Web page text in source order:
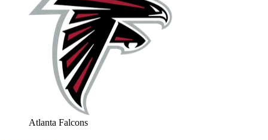
Atlanta Falcons